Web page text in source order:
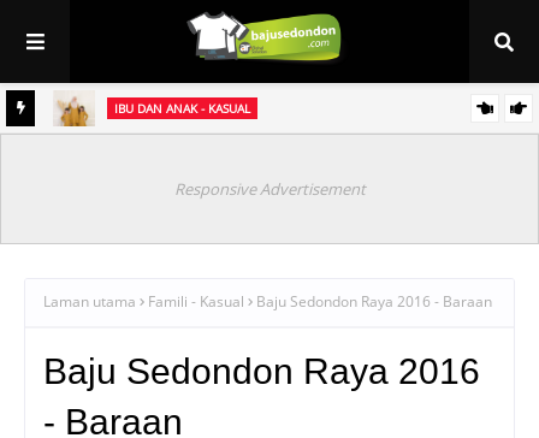
IBU DAN ANAK - KASUAL
Responsive Advertisement
Laman utama Famili - Kasual Baju Sedondon Raya 2016 - Baraan
Baju Sedondon Raya 2016
- Baraan